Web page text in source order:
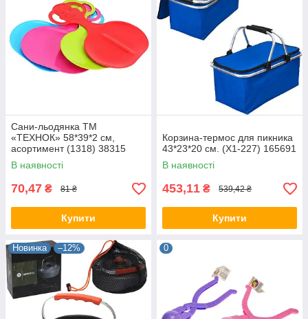
Сани-льодянка ТМ
«ТЕХНОК» 58*39*2 см,
асортимент (1318) 38315
В наявності
70,47 ₴ 81 ₴
Купити
Корзина-термос для пикника
43*23*20 см. (Х1-227) 165691
В наявності
453,11 ₴ 539,42 ₴
Купити
Новинка –12% 0